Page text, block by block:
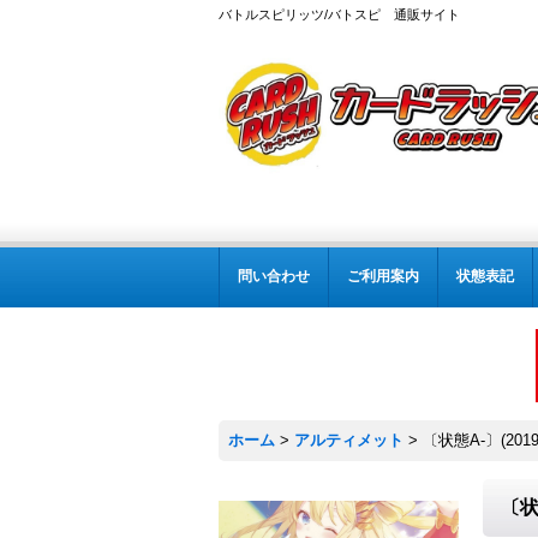
バトルスピリッツ/バトスピ 通販サイト
問い合わせ ご利用案内 状態表記
ホーム > アルティメット > 〔状態A-〕
〔